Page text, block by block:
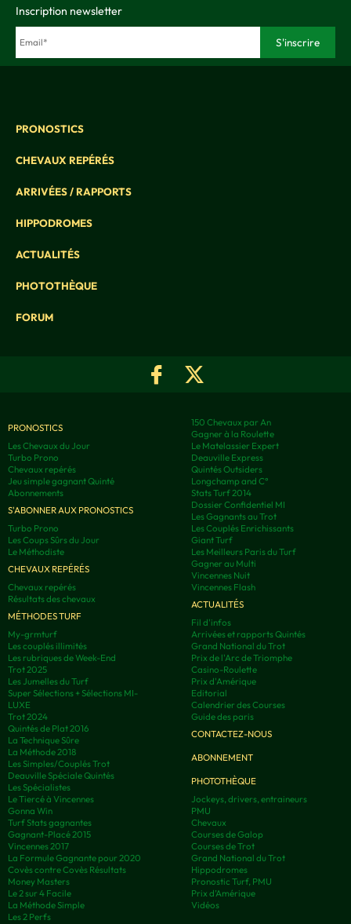
Inscription newsletter
PRONOSTICS
CHEVAUX REPÉRÉS
ARRIVÉES / RAPPORTS
HIPPODROMES
ACTUALITÉS
PHOTOTHÈQUE
FORUM
PRONOSTICS
Les Chevaux du Jour
Turbo Prono
Chevaux repérés
Jeu simple gagnant Quinté
Abonnements
S'ABONNER AUX PRONOSTICS
Turbo Prono
Les Coups Sûrs du Jour
Le Méthodiste
CHEVAUX REPÉRÉS
Chevaux repérés
Résultats des chevaux
MÉTHODES TURF
My-grmturf
Les couplés illimités
Les rubriques de Week-End
Trot 2025
Les Jumelles du Turf
Super Sélections + Sélections MI-
LUXE
Trot 2024
Quintés de Plat 2016
La Technique Sûre
La Méthode 2018
Les Simples/Couplés Trot
Deauville Spéciale Quintés
Les Spécialistes
Le Tiercé à Vincennes
Gonna Win
Turf Stats gagnantes
Gagnant-Placé 2015
Vincennes 2017
La Formule Gagnante pour 2020
Covès contre Covès Résultats
Money Masters
Le 2 sur 4 Facile
La Méthode Simple
Les 2 Perfs
150 Chevaux par An
Gagner à la Roulette
Le Matelassier Expert
Deauville Express
Quintés Outsiders
Longchamp and C°
Stats Turf 2014
Dossier Confidentiel MI
Les Gagnants au Trot
Les Couplés Enrichissants
Giant Turf
Les Meilleurs Paris du Turf
Gagner au Multi
Vincennes Nuit
Vincennes Flash
ACTUALITÉS
Fil d'infos
Arrivées et rapports Quintés
Grand National du Trot
Prix de l'Arc de Triomphe
Casino-Roulette
Prix d'Amérique
Editorial
Calendrier des Courses
Guide des paris
CONTACTEZ-NOUS
ABONNEMENT
PHOTOTHÈQUE
Jockeys, drivers, entraineurs
PMU
Chevaux
Courses de Galop
Courses de Trot
Grand National du Trot
Hippodromes
Pronostic Turf, PMU
Prix d’Amérique
Vidéos